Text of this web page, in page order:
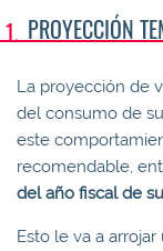
PROYECCIÓN
La proyección de
del consumo de
este
recomendable,
del año fiscal de
Esto le va a